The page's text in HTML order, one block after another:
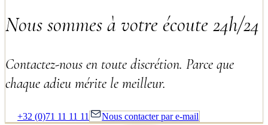
Nous sommes à votre écoute 24h/24
Contactez-nous en toute discrétion. Parce que
chaque adieu mérite le meilleur.
+32 (0)71 11 11 11 Nous contacter par e-mail